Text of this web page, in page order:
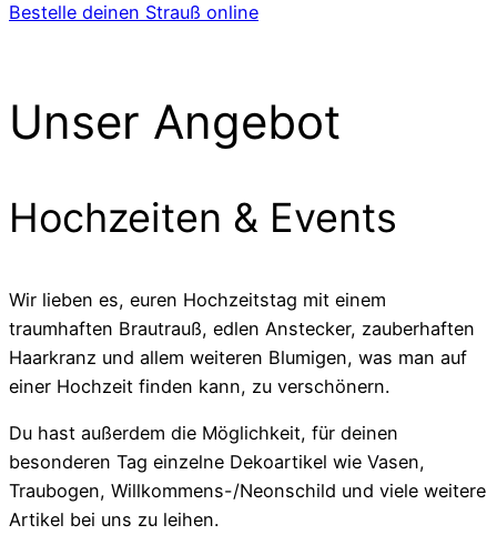
Bestelle deinen Strauß online
Unser Angebot
Hochzeiten & Events
Wir lieben es, euren Hochzeitstag mit einem
traumhaften Brautrauß, edlen Anstecker, zauberhaften
Haarkranz und allem weiteren Blumigen, was man auf
einer Hochzeit finden kann, zu verschönern.
Du hast außerdem die Möglichkeit, für deinen
besonderen Tag einzelne Dekoartikel wie Vasen,
Traubogen, Willkommens-/Neonschild und viele weitere
Artikel bei uns zu leihen.